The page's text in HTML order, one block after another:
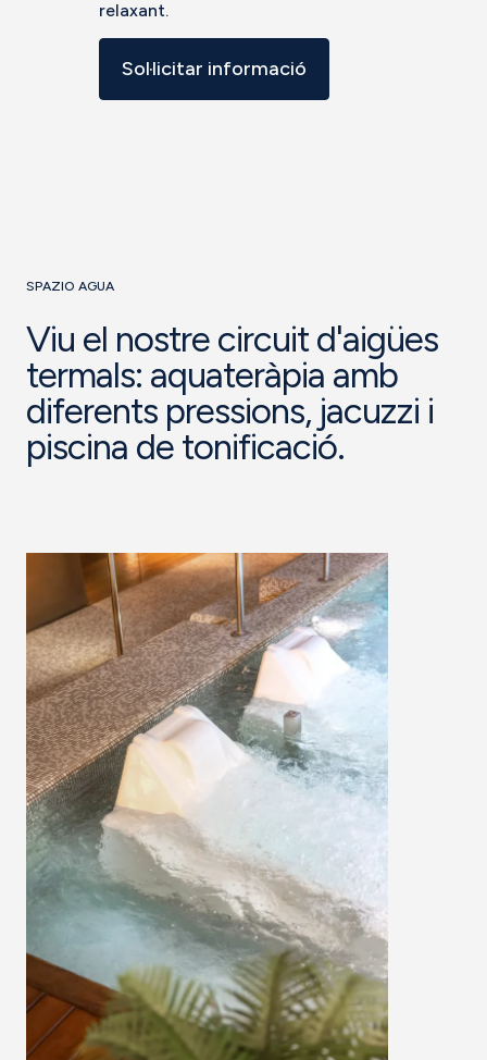
relaxant.
Sol·licitar informació
SPAZIO AGUA
Viu el nostre circuit d'aigües
termals: aquateràpia amb
diferents pressions, jacuzzi i
piscina de tonificació.